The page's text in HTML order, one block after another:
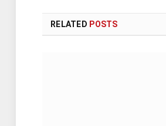
RELATED POSTS